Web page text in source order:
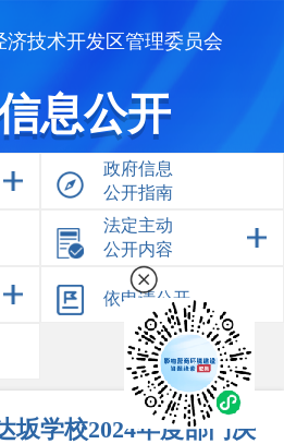
济技术开发区管理委员会
息公开
政府信息
公开指南
法定主动
公开内容
依申请公开
坂学校2024年度部门决